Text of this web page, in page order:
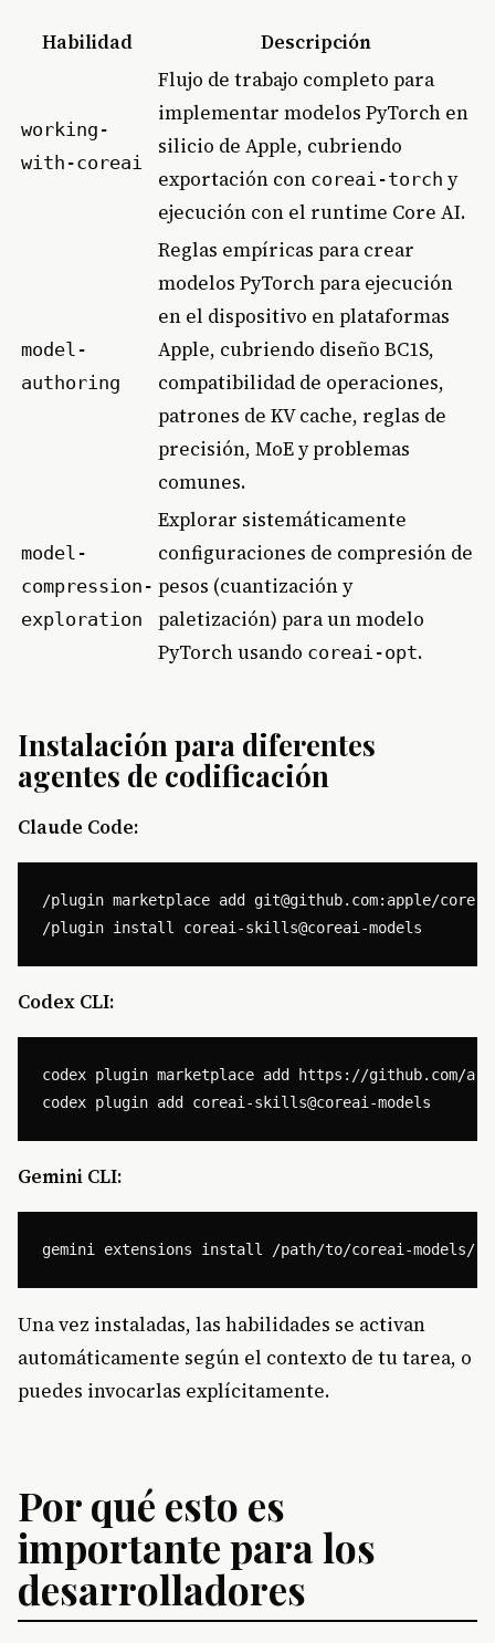
Habilidad Descripción
working-
with-coreai
Flujo de trabajo completo para
implementar modelos PyTorch en
silicio de Apple, cubriendo
exportación con coreai-torch y
ejecución con el runtime Core AI.
model-
authoring
Reglas empíricas para crear
modelos PyTorch para ejecución
en el dispositivo en plataformas
Apple, cubriendo diseño BC1S,
compatibilidad de operaciones,
patrones de KV cache, reglas de
precisión, MoE y problemas
comunes.
model-
compression-
exploration
Explorar sistemáticamente
configuraciones de compresión de
pesos (cuantización y
paletización) para un modelo
PyTorch usando coreai-opt.
Instalación para diferentes
agentes de codificación
Claude Code:
/plugin marketplace add git@github.com:apple/
Codex CLI:
codex plugin marketplace add https://github.com/
Gemini CLI:
Una vez instaladas, las habilidades se activan
automáticamente según el contexto de tu tarea, o
puedes invocarlas explícitamente.
Por qué esto es
importante para los
desarrolladores